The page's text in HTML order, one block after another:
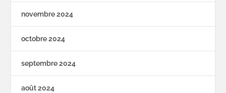
novembre 2024
octobre 2024
septembre 2024
août 2024